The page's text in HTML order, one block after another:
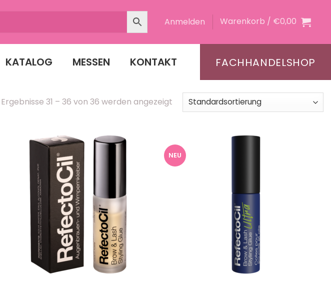
Anmelden Warenkorb / €0,00
KATALOG MESSEN KONTAKT FACHHANDELSHOP
Ergebnisse 31 – 36 von 36 werden angezeigt
NEU